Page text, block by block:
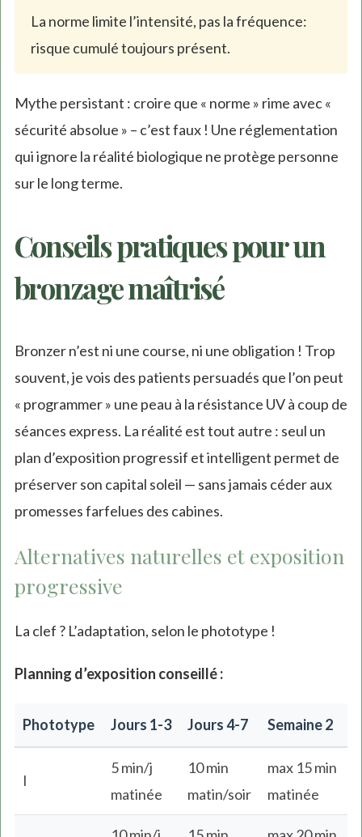
La norme limite l’intensité, pas la fréquence:
risque cumulé toujours présent.
Mythe persistant : croire que « norme » rime avec «
sécurité absolue » – c’est faux ! Une réglementation
qui ignore la réalité biologique ne protège personne
sur le long terme.
Conseils pratiques pour un
bronzage maîtrisé
Bronzer n’est ni une course, ni une obligation ! Trop
souvent, je vois des patients persuadés que l’on peut
« programmer » une peau à la résistance UV à coup de
séances express. La réalité est tout autre : seul un
plan d’exposition progressif et intelligent permet de
préserver son capital soleil — sans jamais céder aux
promesses farfelues des cabines.
Alternatives naturelles et exposition
progressive
La clef ? L’adaptation, selon le phototype !
Planning d’exposition conseillé :
Phototype Jours 1-3 Jours 4-7 Semaine 2
I
5 min/j
matinée
10 min
matin/soir
max 15 min
matinée